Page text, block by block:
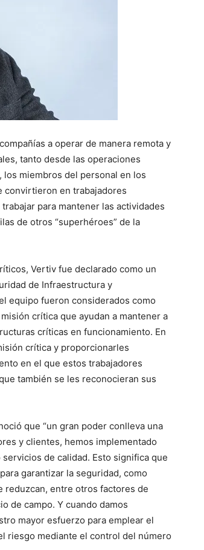
a operar de manera remota y
tanto desde las operaciones
los miembros del personal en los
convirtieron en trabajadores
para mantener las actividades
de otros “superhéroes” de la
Vertiv fue declarado como un
de Infraestructura y
equipo fueron considerados como
crítica que ayudan a mantener a
críticas en funcionamiento. En
crítica y proporcionarles
en el que estos trabajadores
también se les reconocieran sus
que “un gran poder conlleva una
y clientes, hemos implementado
de calidad. Esto significa que
garantizar la seguridad, como
entre otros factores de
de campo. Y cuando damos
mayor esfuerzo para emplear el
riesgo mediante el control del número